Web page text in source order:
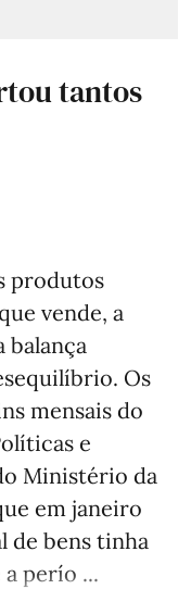
tantos
produtos
vende, a
balança
Os
mensais do
e
Ministério da
em janeiro
de bens tinha
perío ...